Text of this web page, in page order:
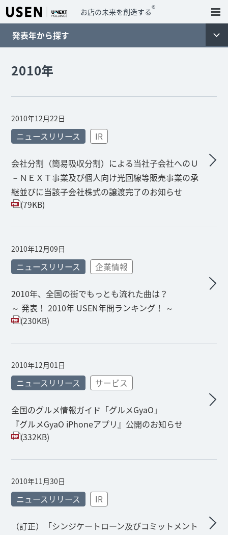
お店の未来を創造する®
発表年から探す
2010年
2010年12月22日
ニュースリリース IR
会社分割（簡易吸収分割）による当社子会社へのＵ
－ＮＥＸＴ事業及び個人向け光回線等販売事業の承
継並びに当該子会社株式の譲渡完了のお知らせ
(79KB)
2010年12月09日
ニュースリリース 企業情報
2010年、全国の街でもっとも流れた曲は？
～ 発表！ 2010年 USEN年間ランキング！ ～
(230KB)
2010年12月01日
ニュースリリース サービス
全国のグルメ情報ガイド「グルメGyaO」
『グルメGyaO iPhoneアプリ』公開のお知らせ
(332KB)
2010年11月30日
ニュースリリース IR
（訂正）「シンジケートローン及びコミットメント